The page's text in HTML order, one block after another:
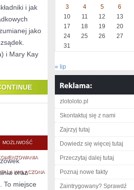
i jak
jako
i Mary Kay
MOŻLIWOŚĆ
ŚRODOWISKO
I
KLIMAT
WYŁĄCZONA
oraz
To miejsce
3
4 5 6
10
11 12 13
17
18 19 20
24
25 26 27
31
« lip
zlotoloto.pl
Skontaktuj się z nami
Zajrzyj tutaj
Dowiedz się więcej tutaj
Przeczytaj dalej tutaj
Poznaj nowe fakty
Zaintrygowany? Sprawdź